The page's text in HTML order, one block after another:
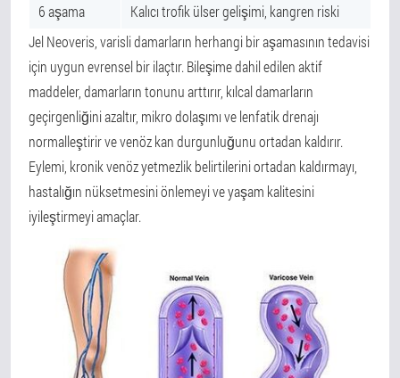
6 aşama
Kalıcı trofik ülser gelişimi, kangren riski
Jel Neoveris, varisli damarların herhangi bir aşamasının tedavisi
için uygun evrensel bir ilaçtır. Bileşime dahil edilen aktif
maddeler, damarların tonunu arttırır, kılcal damarların
geçirgenliğini azaltır, mikro dolaşımı ve lenfatik drenajı
normalleştirir ve venöz kan durgunluğunu ortadan kaldırır.
Eylemi, kronik venöz yetmezlik belirtilerini ortadan kaldırmayı,
hastalığın nüksetmesini önlemeyi ve yaşam kalitesini
iyileştirmeyi amaçlar.